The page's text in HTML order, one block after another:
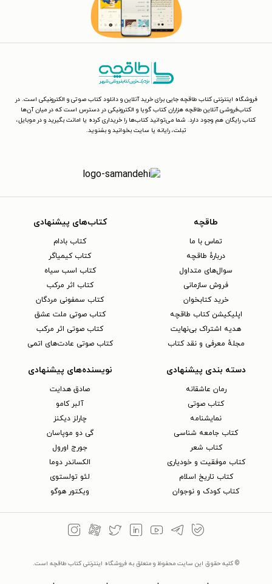
فروشگاه اینترنتی کتاب طاقچه جایی برای خرید آنلاین و دانلود کتاب صوتی و الکترونیکی است. در
کتاب‌فروشی آنلاین طاقچه هزاران کتاب گویا و الکترونیکی در دسترس است که در میان آن‌ها
کتاب رایگان هم وجود دارد. شما می‌توانید کتاب‌ها را خریداری کرده یا امانت بگیرید و در موبایل،
تبلت، رایانه یا سایت بخوانید و بشنوید.
طاقچه
تماس با ما
دربارهٔ طاقچه
سوال‌های متداول
فروش سازمانی
خرید کتابخوان
اپلیکیشن کتاب طاقچه
هدیه اشتراک بی‌نهایت
مجلهٔ معرفی و نقد کتاب
کتاب‌های پیشنهادی
کتاب بادام
کتاب کیمیاگر
کتاب اسب سیاه
کتاب اثر مرکب
کتاب سمفونی مردگان
کتاب صوتی ملت عشق
کتاب صوتی اثر مرکب
کتاب صوتی عادت‌های اتمی
دسته بندی پیشنهادی
رمان عاشقانه
کتاب‌ صوتی
نمایشنامه
کتاب جامعه شناسی
کتاب شعر
کتاب موفقیت و خودیاری
کتاب تاریخ اسلام
کتاب کودک و نوجوان
نویسنده‌های پیشنهادی
صادق هدایت
آلبر کامو
چارلز دیکنز
گی دو موپاسان
جورج اورول
الکساندر دوما
لئو تولستوی
ویکتور هوگو
© کلیه حقوق این سایت محفوظ و متعلق به فروشگاه اینترنتی کتاب طاقچه است.